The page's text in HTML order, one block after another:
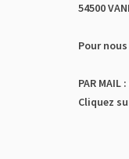
54500
Pour nous
PAR
Cliquez